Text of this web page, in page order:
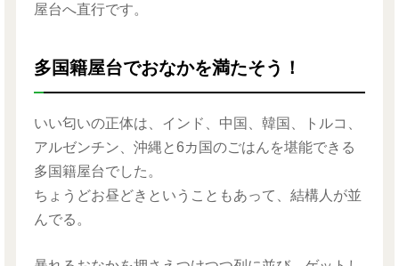
屋台へ直行です。
多国籍屋台でおなかを満たそう！
いい匂いの正体は、インド、中国、韓国、トルコ、
アルゼンチン、沖縄と6カ国のごはんを堪能できる
多国籍屋台でした。
ちょうどお昼どきということもあって、結構人が並
んでる。